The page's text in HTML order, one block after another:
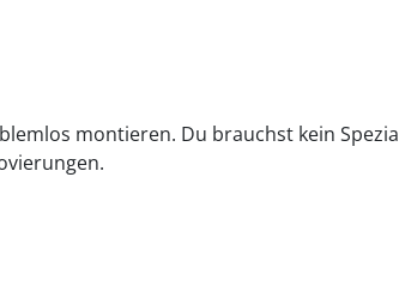
montieren. Du brauchst kein